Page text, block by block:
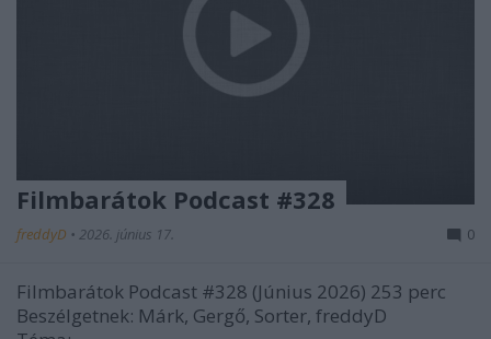
Filmbarátok Podcast #328
freddyD • 2026. június 17. 0
Filmbarátok Podcast #328 (Június 2026) 253 perc
Beszélgetnek: Márk, Gergő, Sorter, freddyD